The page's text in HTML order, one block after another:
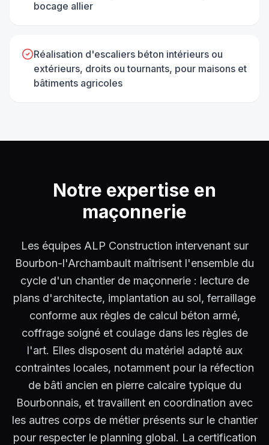
bocage allier
Réalisation d'escaliers béton intérieurs ou
extérieurs, droits ou tournants, pour maisons et
bâtiments agricoles
Notre expertise en
maçonnerie
Les équipes ALP Construction intervenant sur
Bourbon-l'Archambault maîtrisent l'ensemble du
cycle d'un chantier de maçonnerie : lecture de
plans d'architecte, implantation au sol, ferraillage
conforme aux règles de calcul béton armé,
coffrage soigné et coulage dans les règles de
l'art. Elles disposent du matériel adapté aux
contraintes locales, notamment pour la réfection
de bâti ancien en pierre calcaire typique du
Bourbonnais, et travaillent en coordination avec
les autres corps de métier présents sur le chantier
pour respecter le planning global. La certification